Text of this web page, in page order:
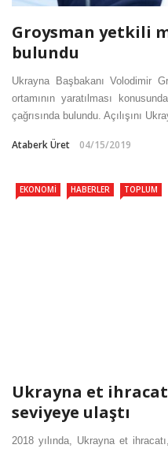
Groysman yetkili
bulundu
Ukrayna Başbakanı Volodimir
ortamının yaratılması
çağrısında bulundu. Açılışını
Ataberk Üret 04/15/2019
EKONOMI HABERLER TOPLUM
Ukrayna et
seviyeye ulaştı
2018 yılında, Ukrayna et